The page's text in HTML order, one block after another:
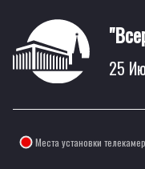
25
Места установки телекамер